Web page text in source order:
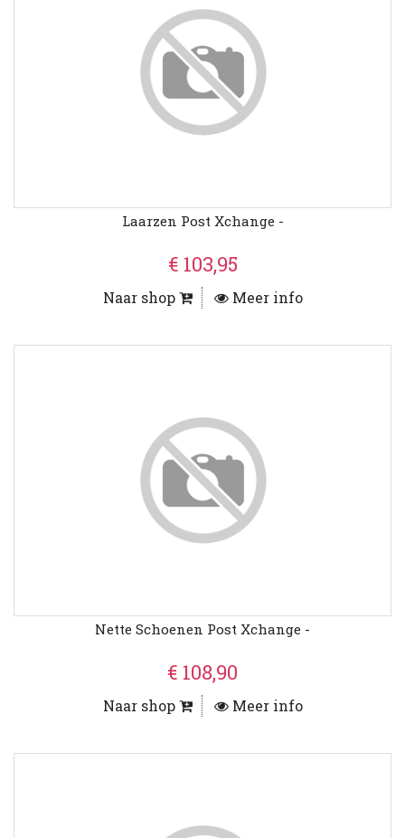
Laarzen Post Xchange -
€ 103,95
Naar shop Meer info
Nette Schoenen Post Xchange -
€ 108,90
Naar shop Meer info